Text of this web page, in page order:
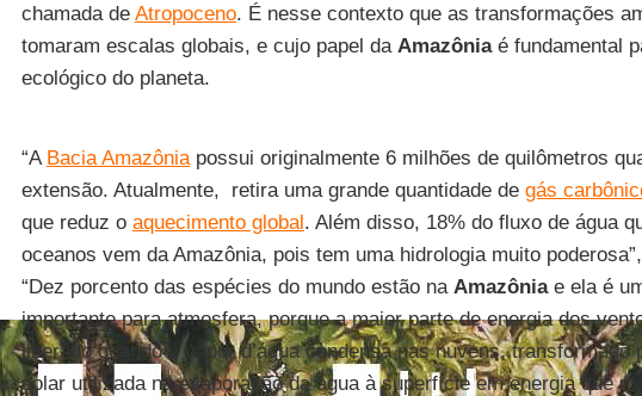
chamada de Atropoceno. É nesse contexto que as transformações
tomaram escalas globais, e cujo papel da Amazôniaé fundamental
ecológico do planeta.
“A Bacia Amazôniapossui originalmente 6 milhões de quilômetros
extensão. Atualmente, retira uma grande quantidade de gás
que reduz o aquecimento global. Além disso, 18% do fluxo de água
oceanos vem da Amazônia, pois tem uma hidrologia muito
“Dez porcento das espécies do mundo estão na Amazôniae ela é
importante para atmosfera, porque a maior parte de energia dos
liberado quando o vapor d’água condensa nas nuvens, transformado
solar utilizada na evaporação da água à superfície em energia que